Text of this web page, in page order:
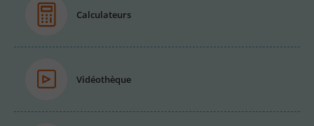
Calculateurs
Vidéothèque